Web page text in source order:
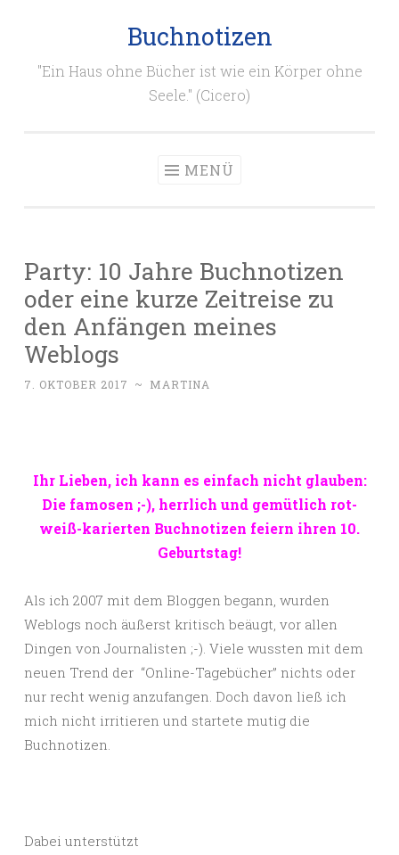
Buchnotizen
"Ein Haus ohne Bücher ist wie ein Körper ohne
Seele." (Cicero)
MENÜ
Party: 10 Jahre Buchnotizen
oder eine kurze Zeitreise zu
den Anfängen meines
Weblogs
7. OKTOBER 2017 ~ MARTINA
Ihr Lieben, ich kann es einfach nicht glauben:
Die famosen ;-), herrlich und gemütlich rot-
weiß-karierten Buchnotizen feiern ihren 10.
Geburtstag!
Als ich 2007 mit dem Bloggen begann, wurden
Weblogs noch äußerst kritisch beäugt, vor allen
Dingen von Journalisten ;-). Viele wussten mit dem
neuen Trend der “Online-Tagebücher” nichts oder
nur recht wenig anzufangen. Doch davon ließ ich
mich nicht irritieren und startete mutig die
Buchnotizen.
Dabei unterstützt